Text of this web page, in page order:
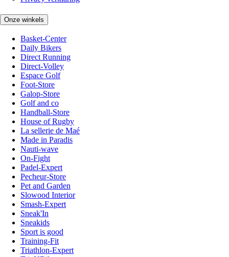
Onze winkels
Basket-Center
Daily Bikers
Direct Running
Direct-Volley
Espace Golf
Foot-Store
Galop-Store
Golf and co
Handball-Store
House of Rugby
La sellerie de Maé
Made in Paradis
Nauti-wave
On-Fight
Padel-Expert
Pecheur-Store
Pet and Garden
Slowood Interior
Smash-Expert
Sneak'In
Sneakids
Sport is good
Training-Fit
Triathlon-Expert